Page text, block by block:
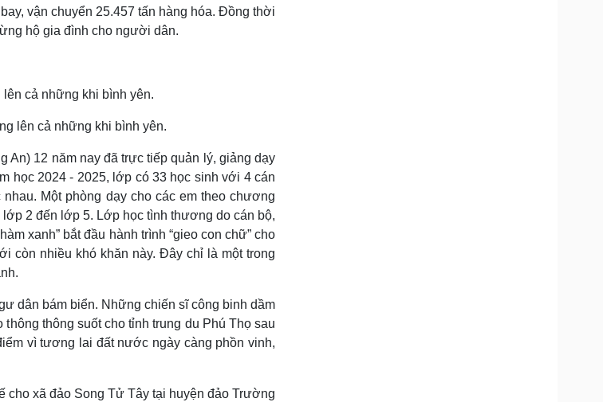
vận chuyển 25.457 tấn hàng hóa. Đồng thời
hộ gia đình cho người dân.
lên cả những khi bình yên.
An) 12 năm nay đã trực tiếp quản lý, giảng dạy
học 2024 - 2025, lớp có 33 học sinh với 4 cán
Một phòng dạy cho các em theo chương
2 đến lớp 5. Lớp học tình thương do cán bộ,
xanh” bắt đầu hành trình “gieo con chữ” cho
còn nhiều khó khăn này. Đây chỉ là một trong
dân bám biển. Những chiến sĩ công binh dầm
thông suốt cho tỉnh trung du Phú Thọ sau
vì tương lai đất nước ngày càng phồn vinh,
cho xã đảo Song Tử Tây tại huyện đảo Trường